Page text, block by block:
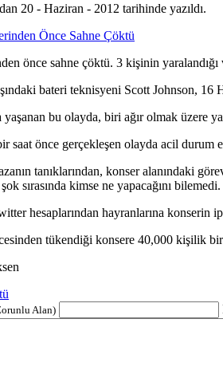
20 - Haziran - 2012 tarihinde yazıldı.
önce sahne çöktü. 3 kişinin
bateri teknisyeni Scott Johnson, 16
bu olayda, biri ağır olmak üzere
saat önce gerçekleşen olayda acil durum
tanıklarından, konser alanındaki
sırasında kimse ne yapacağını
hesaplarından hayranlarına konserin
tükendiği konsere 40,000 kişilik bir
Alan)